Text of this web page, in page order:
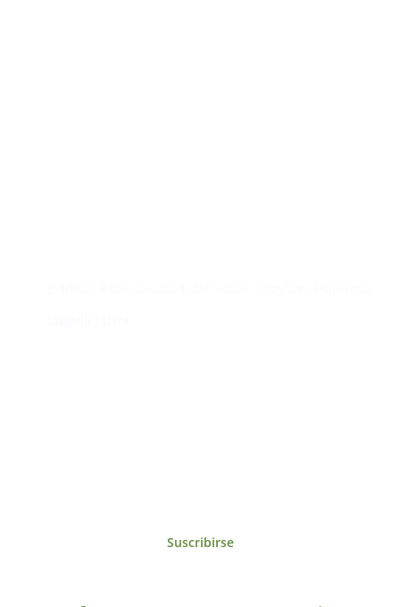
Suscribirse